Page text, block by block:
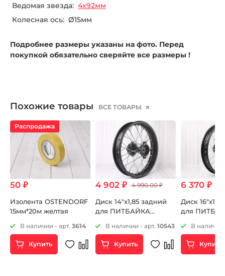
Ведомая звезда: 4х92мм
Колесная ось: Ø15мм
Подробнее размеры указаны на фото. Перед
покупкой обязательно сверяйте все размеры !
Похожие товары ВСЕ ТОВАРЫ
Распродажа
50 ₽
Изолента OSTENDORF
15мм*20м желтая
В наличии - арт. 3614
Купить
4 902 ₽ 4 990.00 ₽
Диск 14"х1,85 задний
для ПИТБАЙКА
В наличии - арт. 10543
Купить
6 370 ₽
Диск
для
В наличии
Купить